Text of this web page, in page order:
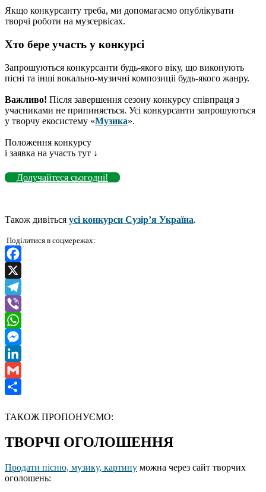
Якщо конкурсанту треба, ми допомагаємо опублікувати
творчі роботи на музсервісах.
Хто бере участь у конкурсі
Запрошуються конкурсанти будь-якого віку, що виконують
пісні та інші вокально-музичні композиціі будь-якого жанру.
Важливо! Після завершення сезону конкурсу співпраця з
учасниками не припиняється. Усі конкурсанти запрошуються
у творчу екосистему «Музика».
Положення конкурсу
і заявка на участь тут ↓
Долучайтеся сьогодні!
Також дивіться усі конкурси Сузір’я Україна.
Поділитися в соцмережах:
Facebook
X
Telegram
Viber
WhatsApp
Messenger
LinkedIn
Gmail
ТАКОЖ ПРОПОНУЄМО:
ТВОРЧІ ОГОЛОШЕННЯ
Продати пісню, музику, картину можна через сайт творчих
оголошень: